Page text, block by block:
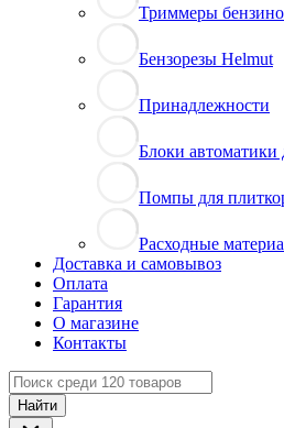
Триммеры
Бензорезы Helmut
Принадлежности
Блоки автоматики
Помпы для
Расходные
Доставка и самовывоз
Оплата
Гарантия
О магазине
Контакты
Найти